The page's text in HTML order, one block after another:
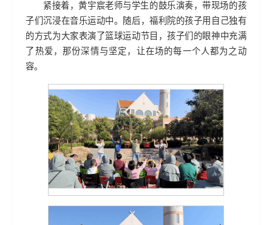
紧接着，黄宇宸老师与学生的鼓乐演奏，带现场的孩
子们沉浸在音乐运动中。随后，福利院的孩子用自己独有
的方式为大家表演了篮球运动节目，孩子们的眼神中充满
了热爱，那份深情与坚定，让在场的每一个人都为之动
容。